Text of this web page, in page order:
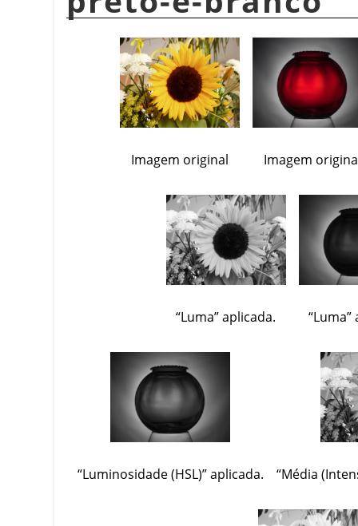
Imagem original Imagem
“Luma”aplicada. “Luma”
“Luminosidade (HSL)”aplicada. “Média